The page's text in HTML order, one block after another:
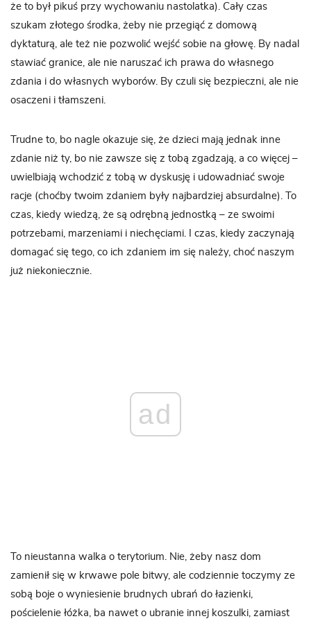
że to był pikuś przy wychowaniu nastolatka). Cały czas
szukam złotego środka, żeby nie przegiąć z domową
dyktaturą, ale też nie pozwolić wejść sobie na głowę. By nadal
stawiać granice, ale nie naruszać ich prawa do własnego
zdania i do własnych wyborów. By czuli się bezpieczni, ale nie
osaczeni i tłamszeni.
Trudne to, bo nagle okazuje się, że dzieci mają jednak inne
zdanie niż ty, bo nie zawsze się z tobą zgadzają, a co więcej –
uwielbiają wchodzić z tobą w dyskusję i udowadniać swoje
racje (choćby twoim zdaniem były najbardziej absurdalne). To
czas, kiedy wiedzą, że są odrębną jednostką – ze swoimi
potrzebami, marzeniami i niechęciami. I czas, kiedy zaczynają
domagać się tego, co ich zdaniem im się należy, choć naszym
już niekoniecznie.
ad
To nieustanna walka o terytorium. Nie, żeby nasz dom
zamienił się w krwawe pole bitwy, ale codziennie toczymy ze
sobą boje o wyniesienie brudnych ubrań do łazienki,
pościelenie łóżka, ba nawet o ubranie innej koszulki, zamiast